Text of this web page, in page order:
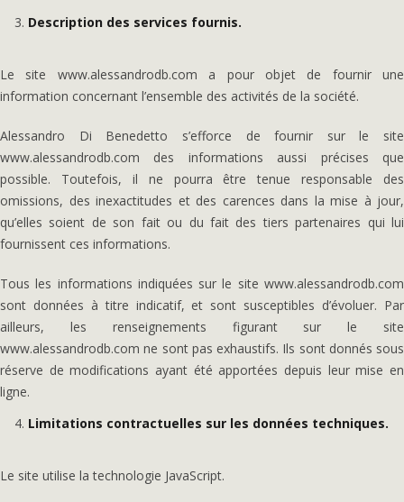
Description des services fournis.
Le site www.alessandrodb.com a pour objet de fournir une
information concernant l’ensemble des activités de la société.
Alessandro Di Benedetto s’efforce de fournir sur le site
www.alessandrodb.com des informations aussi précises que
possible. Toutefois, il ne pourra être tenue responsable des
omissions, des inexactitudes et des carences dans la mise à jour,
qu’elles soient de son fait ou du fait des tiers partenaires qui lui
fournissent ces informations.
Tous les informations indiquées sur le site www.alessandrodb.com
sont données à titre indicatif, et sont susceptibles d’évoluer. Par
ailleurs, les renseignements figurant sur le site
www.alessandrodb.com ne sont pas exhaustifs. Ils sont donnés sous
réserve de modifications ayant été apportées depuis leur mise en
ligne.
Limitations contractuelles sur les données techniques.
Le site utilise la technologie JavaScript.